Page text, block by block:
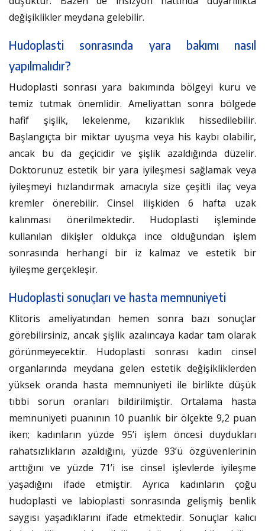
değişiklikler meydana gelebilir.
Hudoplasti sonrasında yara bakımı nasıl
yapılmalıdır?
Hudoplasti sonrası yara bakımında bölgeyi kuru ve
temiz tutmak önemlidir. Ameliyattan sonra bölgede
hafif şişlik, lekelenme, kızarıklık hissedilebilir.
Başlangıçta bir miktar uyuşma veya his kaybı olabilir,
ancak bu da geçicidir ve şişlik azaldığında düzelir.
Doktorunuz estetik bir yara iyileşmesi sağlamak veya
iyileşmeyi hızlandırmak amacıyla size çeşitli ilaç veya
kremler önerebilir. Cinsel ilişkiden 6 hafta uzak
kalınması önerilmektedir. Hudoplasti işleminde
kullanılan dikişler oldukça ince olduğundan işlem
sonrasında herhangi bir iz kalmaz ve estetik bir
iyileşme gerçekleşir.
Hudoplasti sonuçları ve hasta memnuniyeti
Klitoris ameliyatından hemen sonra bazı sonuçlar
görebilirsiniz, ancak şişlik azalıncaya kadar tam olarak
görünmeyecektir. Hudoplasti sonrası kadın cinsel
organlarında meydana gelen estetik değişikliklerden
yüksek oranda hasta memnuniyeti ile birlikte düşük
tıbbi sorun oranları bildirilmiştir. Ortalama hasta
memnuniyeti puanının 10 puanlık bir ölçekte 9,2 puan
iken; kadınların yüzde 95’i işlem öncesi duydukları
rahatsızlıkların azaldığını, yüzde 93’ü özgüvenlerinin
arttığını ve yüzde 71’i ise cinsel işlevlerde iyileşme
yaşadığını ifade etmiştir. Ayrıca kadınların çoğu
hudoplasti ve labioplasti sonrasında gelişmiş benlik
saygısı yaşadıklarını ifade etmektedir. Sonuçlar kalıcı